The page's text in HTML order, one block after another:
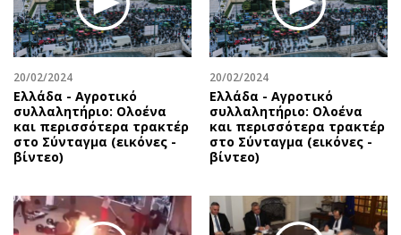
20/02/2024
Ελλάδα - Αγροτικό
συλλαλητήριο: Ολοένα
και περισσότερα τρακτέρ
στο Σύνταγμα (εικόνες -
βίντεο)
20/02/2024
Ελλάδα - Αγροτικό
συλλαλητήριο: Ολοένα
και περισσότερα τρακτέρ
στο Σύνταγμα (εικόνες -
βίντεο)